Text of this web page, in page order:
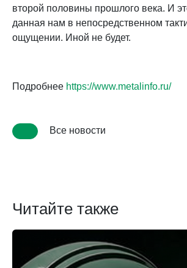
второй половины прошлого века. И
данная нам в непосредственном
ощущении. Иной не будет.
Подробнее https://www.metalinfo.ru/
Все новости
Читайте также